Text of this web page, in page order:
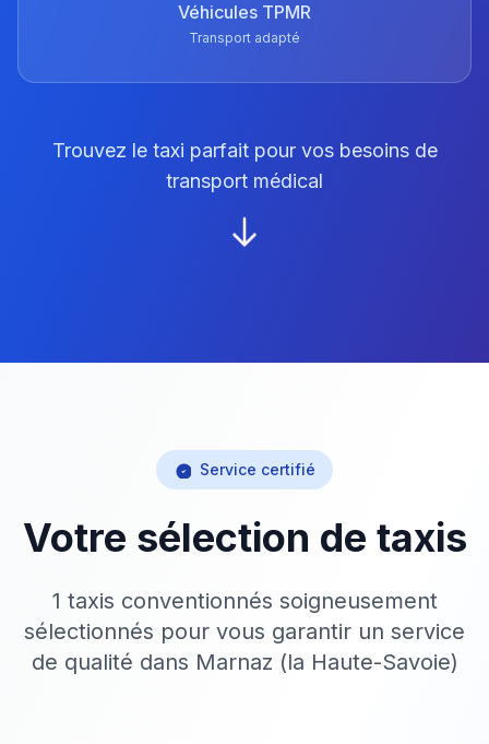
Véhicules TPMR
Transport adapté
Trouvez le taxi parfait pour vos besoins de
transport médical
Service certifié
Votre sélection de taxis
1 taxis conventionnés soigneusement
sélectionnés pour vous garantir un service
de qualité dans Marnaz (la Haute-Savoie)